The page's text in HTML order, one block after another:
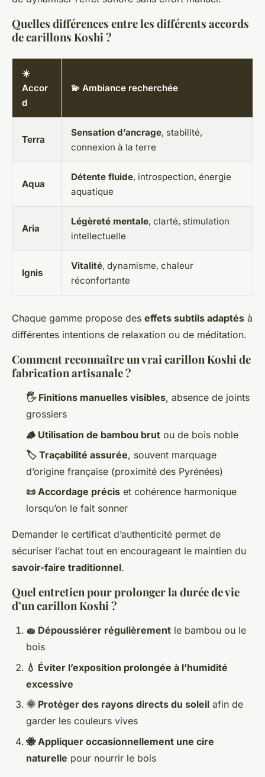
Quelles différences entre les différents accords
de carillons Koshi ?
☀️
Accor
d
💫 Ambiance recherchée
Terra
Sensation d’ancrage, stabilité,
connexion à la terre
Aqua
Détente fluide, introspection, énergie
aquatique
Aria
Légèreté mentale, clarté, stimulation
intellectuelle
Ignis
Vitalité, dynamisme, chaleur
réconfortante
Chaque gamme propose des effets subtils adaptés à
différentes intentions de relaxation ou de méditation.
Comment reconnaître un vrai carillon Koshi de
fabrication artisanale ?
🖐️ Finitions manuelles visibles, absence de joints
grossiers
🪵 Utilisation de bambou brut ou de bois noble
🏷️ Traçabilité assurée, souvent marquage
d’origine française (proximité des Pyrénées)
📜 Accordage précis et cohérence harmonique
lorsqu’on le fait sonner
Demander le certificat d’authenticité permet de
sécuriser l’achat tout en encourageant le maintien du
savoir-faire traditionnel.
Quel entretien pour prolonger la durée de vie
d’un carillon Koshi ?
🧽 Dépoussiérer régulièrement le bambou ou le
bois
💧 Éviter l’exposition prolongée à l’humidité
excessive
🌞 Protéger des rayons directs du soleil afin de
garder les couleurs vives
🐝 Appliquer occasionnellement une cire
naturelle pour nourrir le bois